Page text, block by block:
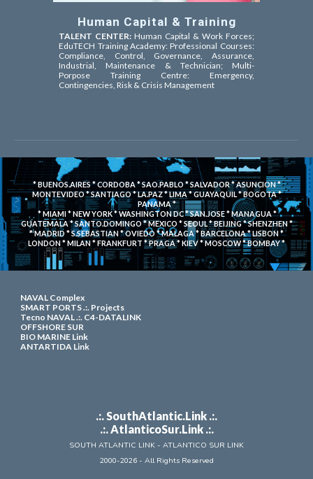
Human Capital & Training
TALENT CENTER: Human Capital & Work Forces;
EduTECH Training Academy: Professional Courses:
Compliance, Control, Governance, Assurance,
Industrial, Maintenance & Technician; Multi-
Porpose Training Centre: Emergency,
Contingencies, Risk & Crisis Management
* BUENOS.AIRES * CORDOBA * SAO.PABLO * SALVADOR * ASUNCION *
MONTEVIDEO * SANTIAGO * LA.PAZ * LIMA * GUAYAQUIL * BOGOTA *
PANAMA *
* MIAMI * NEW YORK * WASHINGTON DC* SAN.JOSE * MANAGUA *
GUATEMALA * SANTO.DOMINGO * MEXICO * SEOUL * BEIJING * SHENZHEN *
* MADRID * S.SEBASTIAN * OVIEDO * MALAGA * BARCELONA * LISBON *
LONDON * MILAN * FRANKFURT * PRAGA * KIEV * MOSCOW * BOMBAY *
NAVAL Complex
SMART PORTS .:. Projects
Tecno NAVAL .:. C4-DATALINK
OFFSHORE SUR
BIO MARINE Link
ANTARTIDA Link
.:. SouthAtlantic.Link .:.
.:. AtlanticoSur.Link .:.
SOUTH ATLANTIC LINK - ATLANTICO SUR LINK
2000-2026 - All Rights Reserved